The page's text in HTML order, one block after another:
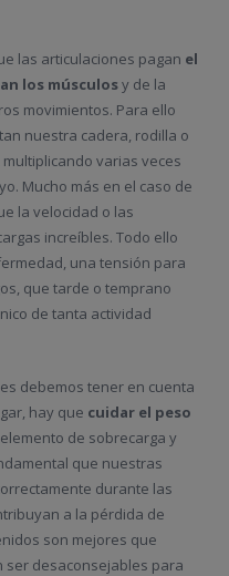
las articulaciones pagan el
los músculosy de la
movimientos. Para ello
nuestra cadera, rodilla o
varias veces
Mucho más en el caso de
la velocidad o las
increíbles. Todo ello
una tensión para
que tarde o temprano
de tanta actividad
debemos tener en cuenta
hay que cuidar el peso
de sobrecarga y
que nuestras
durante las
a la pérdida de
son mejores que
ser desaconsejables para